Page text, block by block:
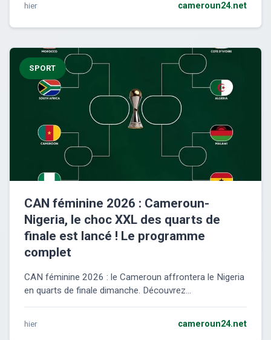
hier cameroun24.net
SPORT
CAN féminine 2026 : Cameroun-
Nigeria, le choc XXL des quarts de
finale est lancé ! Le programme
complet
CAN féminine 2026 : le Cameroun affrontera le Nigeria
en quarts de finale dimanche. Découvrez...
hier cameroun24.net